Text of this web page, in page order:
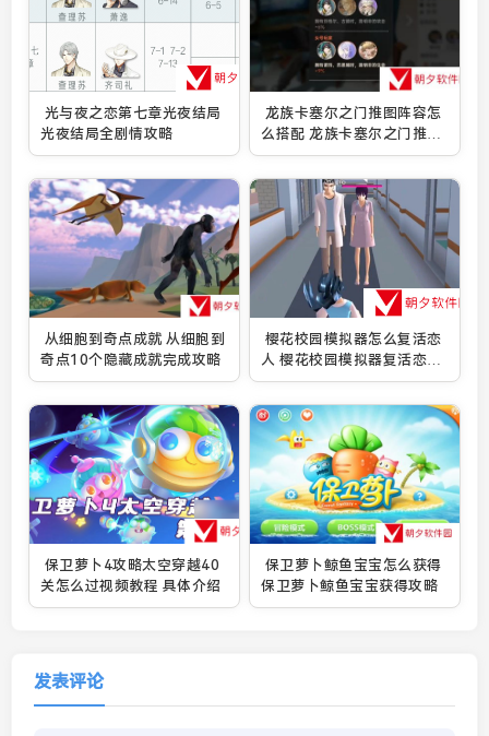
光与夜之恋第七章光夜结局
光夜结局全剧情攻略
龙族卡塞尔之门推图阵容怎
么搭配 龙族卡塞尔之门推图
最强配队搭配攻略
从细胞到奇点成就 从细胞到
奇点10个隐藏成就完成攻略
樱花校园模拟器怎么复活恋
人 樱花校园模拟器复活恋人
的方法
保卫萝卜4攻略太空穿越40
关怎么过视频教程 具体介绍
保卫萝卜鲸鱼宝宝怎么获得
保卫萝卜鲸鱼宝宝获得攻略
发表评论